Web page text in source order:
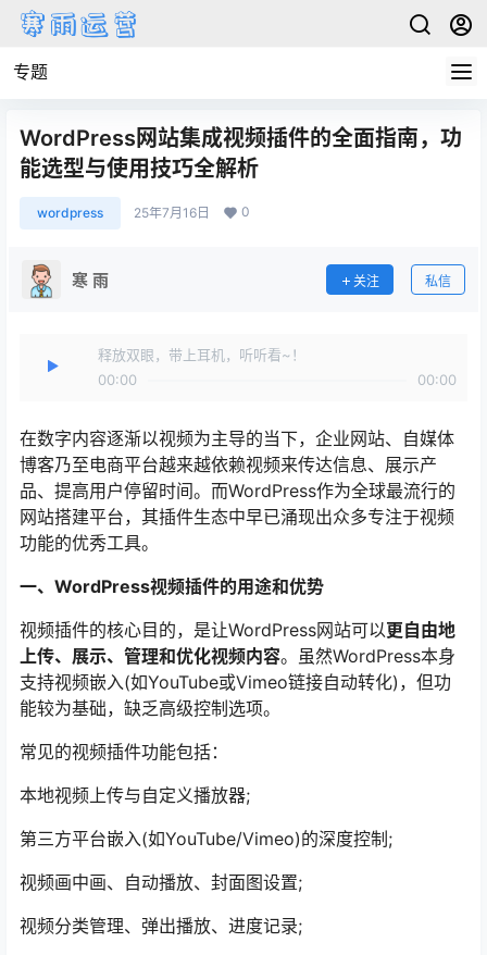
专题
WordPress网站集成视频插件的全面指南，功
能选型与使用技巧全解析
wordpress 25年7月16日 0
寒 雨 关注 私信
释放双眼，带上耳机，听听看~！
00:00
00:00
在数字内容逐渐以视频为主导的当下，企业网站、自媒体
博客乃至电商平台越来越依赖视频来传达信息、展示产
品、提高用户停留时间。而WordPress作为全球最流行的
网站搭建平台，其插件生态中早已涌现出众多专注于视频
功能的优秀工具。
一、WordPress视频插件的用途和优势
视频插件的核心目的，是让WordPress网站可以更自由地
上传、展示、管理和优化视频内容。虽然WordPress本身
支持视频嵌入(如YouTube或Vimeo链接自动转化)，但功
能较为基础，缺乏高级控制选项。
常见的视频插件功能包括：
本地视频上传与自定义播放器;
第三方平台嵌入(如YouTube/Vimeo)的深度控制;
视频画中画、自动播放、封面图设置;
视频分类管理、弹出播放、进度记录;